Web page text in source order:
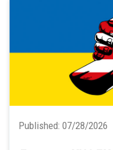
Published: 07/28/2026